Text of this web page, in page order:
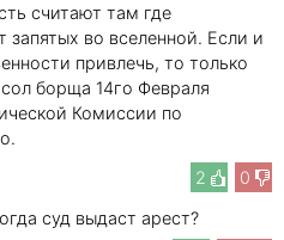
считают там где
запятых во вселенной. Если и
привлечь, то только
борща 14го Февраля
Комиссии по
2
0
суд выдаст арест?